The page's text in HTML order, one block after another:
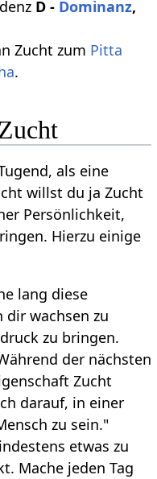
D - Dominanz,
Zucht zum Pitta
.
als eine
willst du ja Zucht
Persönlichkeit,
Hierzu einige
lang diese
dir wachsen zu
zu bringen.
der nächsten
Zucht
darauf, in einer
zu sein."
etwas zu
Mache jeden Tag